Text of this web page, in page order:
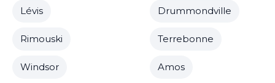
Lévis Drummondville
Rimouski Terrebonne
Windsor Amos